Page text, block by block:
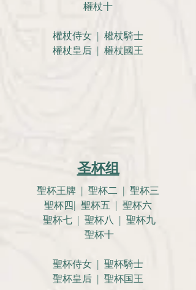
權杖十
權杖侍女 | 權杖騎士
權杖皇后 | 權杖國王
圣杯组
聖杯王牌 | 聖杯二 | 聖杯三
聖杯四| 聖杯五 | 聖杯六
聖杯七 | 聖杯八 | 聖杯九
聖杯十
聖杯侍女 | 聖杯騎士
聖杯皇后 | 聖杯国王